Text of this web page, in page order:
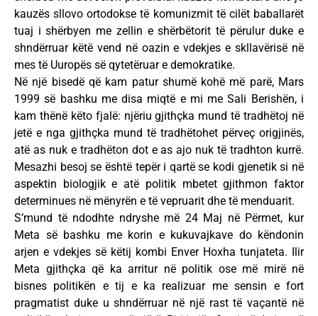
kauzës sllovo ortodokse të komunizmit të cilët baballarët
tuaj i shërbyen me zellin e shërbëtorit të përulur duke e
shndërruar këtë vend në oazin e vdekjes e skllavërisë në
mes të Uuropës së qytetëruar e demokratike.
Në një bisedë që kam patur shumë kohë më parë, Mars
1999 së bashku me disa miqtë e mi me Sali Berishën, i
kam thënë këto fjalë: njëriu gjithçka mund të tradhëtoj në
jetë e nga gjithçka mund të tradhëtohet përveç origjinës,
atë as nuk e tradhëton dot e as ajo nuk të tradhton kurrë.
Mesazhi besoj se është tepër i qartë se kodi gjenetik si në
aspektin biologjik e atë politik mbetet gjithmon faktor
determinues në mënyrën e të vepruarit dhe të menduarit.
S’mund të ndodhte ndryshe më 24 Maj në Përmet, kur
Meta së bashku me korin e kukuvajkave do këndonin
arjen e vdekjes së këtij kombi Enver Hoxha tunjateta. Ilir
Meta gjithçka që ka arritur në politik ose më mirë në
bisnes politikën e tij e ka realizuar me sensin e fort
pragmatist duke u shndërruar në një rast të vaçantë në